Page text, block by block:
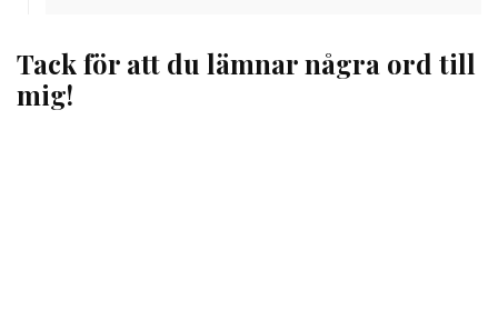
Tack för att du lämnar några ord till
mig!